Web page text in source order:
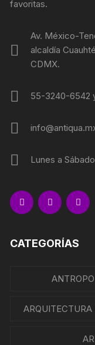
favoritas.
Av. México-
alcaldía
CDMX.
55-3240-6542
Lunes a
CATEGORÍAS